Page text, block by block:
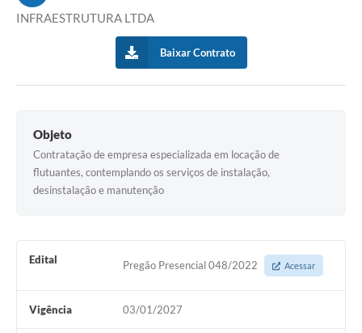
INFRAESTRUTURA LTDA
Baixar Contrato
Objeto
Contratação de empresa especializada em locação de
flutuantes, contemplando os serviços de instalação,
desinstalação e manutenção
Edital Pregão Presencial 048/2022 Acessar
Vigência 03/01/2027